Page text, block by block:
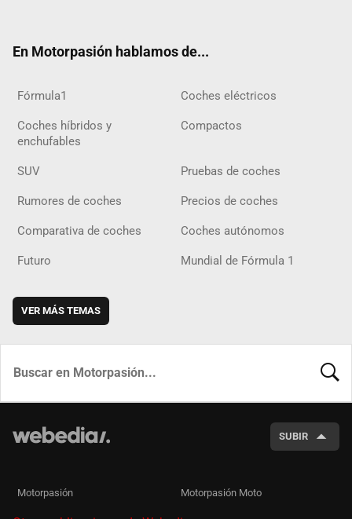
En Motorpasión hablamos de...
Fórmula1 Coches eléctricos
Coches híbridos y
enchufables
Compactos
SUV Pruebas de coches
Rumores de coches Precios de coches
Comparativa de coches Coches autónomos
Futuro Mundial de Fórmula 1
VER MÁS TEMAS
SUBIR
Motorpasión Motorpasión Moto